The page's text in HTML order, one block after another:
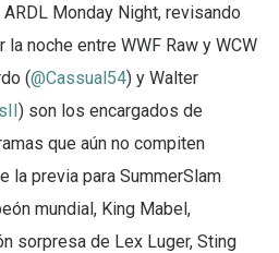
Monday Night, revisando
noche entre WWF Raw y WCW
(@Cassual54) y Walter
) son los encargados de
que aún no compiten
la previa para SummerSlam
mundial, King Mabel,
sorpresa de Lex Luger, Sting